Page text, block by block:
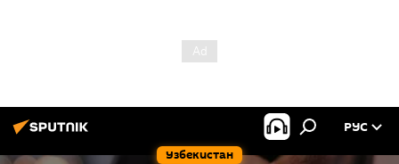
Узбекистан
РУС